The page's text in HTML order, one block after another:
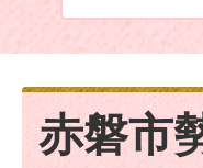
赤磐市